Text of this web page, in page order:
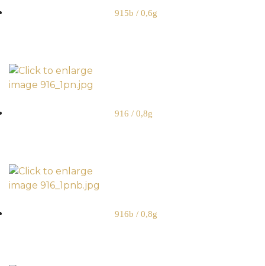
915b / 0,6g
916 / 0,8g
916b / 0,8g